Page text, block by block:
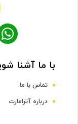
Chipset
Dual-core CPU
با ما آشنا
تماس با ما
درباره آترامارت